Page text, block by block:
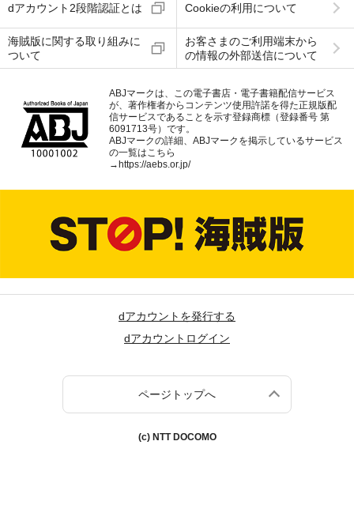
dアカウント2段階認証とは Cookieの利用について
海賊版に関する取り組みに
ついて
お客さまのご利用端末から
の情報の外部送信について
ABJマークは、この電子書店・電子書籍配信サービス
が、著作権者からコンテンツ使用許諾を得た正規版配
信サービスであることを示す登録商標（登録番号 第
6091713号）です。
ABJマークの詳細、ABJマークを掲示しているサービス
の一覧はこちら
→https://aebs.or.jp/
dアカウントを発行する
dアカウントログイン
ページトップへ
(c) NTT DOCOMO